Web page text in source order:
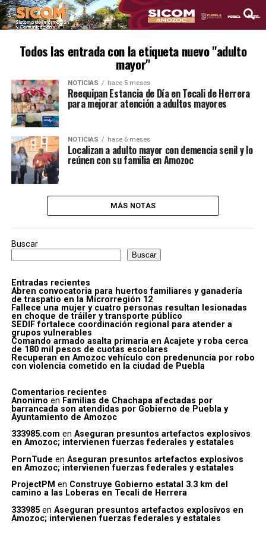
Todos las entrada con la etiqueta nuevo "adulto
mayor"
NOTICIAS hace 5 meses
Reequipan Estancia de Día en Tecali de Herrera
para mejorar atención a adultos mayores
NOTICIAS hace 6 meses
Localizan a adulto mayor con demencia senil y lo
reúnen con su familia en Amozoc
MÁS NOTAS
Buscar
Buscar
Entradas recientes
Abren convocatoria para huertos familiares y ganadería
de traspatio en la Microrregión 12
Fallece una mujer y cuatro personas resultan lesionadas
en choque de tráiler y transporte público
SEDIF fortalece coordinación regional para atender a
grupos vulnerables
Comando armado asalta primaria en Acajete y roba cerca
de 180 mil pesos de cuotas escolares
Recuperan en Amozoc vehículo con predenuncia por robo
con violencia cometido en la ciudad de Puebla
Comentarios recientes
Anonimo en Familias de Chachapa afectadas por
barrancada son atendidas por Gobierno de Puebla y
Ayuntamiento de Amozoc
333985.com en Aseguran presuntos artefactos explosivos
en Amozoc; intervienen fuerzas federales y estatales
PornTude en Aseguran presuntos artefactos explosivos
en Amozoc; intervienen fuerzas federales y estatales
ProjectPM en Construye Gobierno estatal 3.3 km del
camino a las Loberas en Tecali de Herrera
333985en Aseguran presuntos artefactos explosivos en
Amozoc; intervienen fuerzas federales y estatales